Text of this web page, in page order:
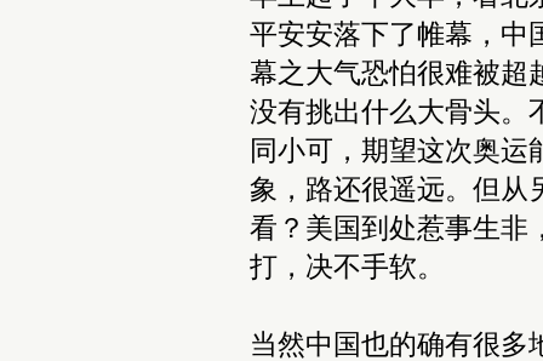
平安安落下了帷幕，中
幕之大气恐怕很难被超
没有挑出什么大骨头。
同小可，期望这次奥运
象，路还很遥远。但从
看？美国到处惹事生非
打，决不手软。
当然中国也的确有很多